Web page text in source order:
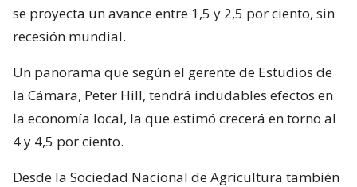
se proyecta un avance entre 1,5 y 2,5 por ciento, sin
recesión mundial.
Un panorama que según el gerente de Estudios de
la Cámara, Peter Hill, tendrá indudables efectos en
la economía local, la que estimó crecerá en torno al
4 y 4,5 por ciento.
Desde la Sociedad Nacional de Agricultura también